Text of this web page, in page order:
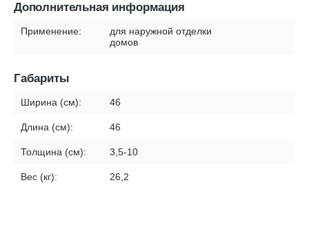
Дополнительная информация
Применение:
для наружной отделки
домов
Габариты
Ширина (см): 46
Длина (см): 46
Толщина (см): 3,5-10
Вес (кг): 26,2